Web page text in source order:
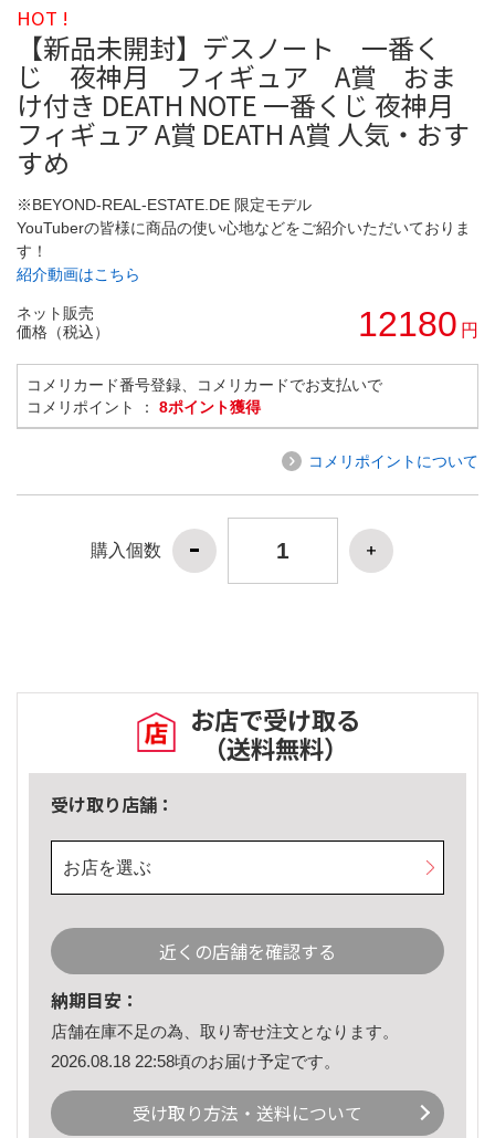
HOT !
【新品未開封】デスノート 一番く
じ 夜神月 フィギュア A賞 おま
け付き DEATH NOTE 一番くじ 夜神月
フィギュア A賞 DEATH A賞 人気・おす
すめ
※BEYOND-REAL-ESTATE.DE 限定モデル
YouTuberの皆様に商品の使い心地などをご紹介いただいておりま
す！
紹介動画はこちら
ネット販売
価格（税込）
12180 円
コメリカード番号登録、コメリカードでお支払いで
コメリポイント ： 8ポイント獲得
コメリポイントについて
購入個数
お店で受け取る
（送料無料）
受け取り店舗：
お店を選ぶ
近くの店舗を確認する
納期目安：
店舗在庫不足の為、取り寄せ注文となります。
2026.08.18 22:58頃のお届け予定です。
受け取り方法・送料について